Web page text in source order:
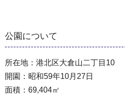
公園について
所在地：港北区大倉山二丁目10
開園：昭和59年10月27日
面積：69,404㎡